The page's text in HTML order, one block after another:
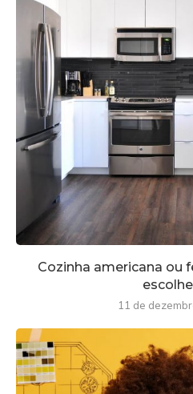
Cozinha americana ou
11 de